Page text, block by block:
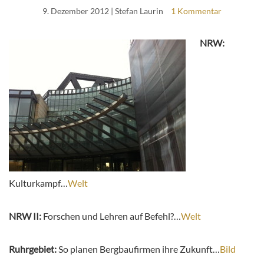
9. Dezember 2012 | Stefan Laurin 1 Kommentar
NRW:
Kulturkampf…Welt
NRW II: Forschen und Lehren auf Befehl?…Welt
Ruhrgebiet:So planen Bergbaufirmen ihre Zukunft…Bild